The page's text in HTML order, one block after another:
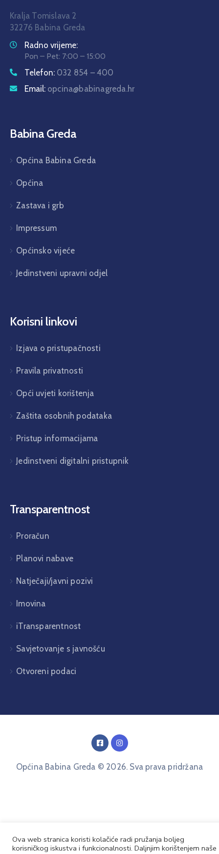
Kralja Tomislava 2
32276 Babina Greda
Radno vrijeme:
Pon – Pet: 7:00 – 15:00
Telefon: 032 854 – 400
Email: opcina@babinagreda.hr
Babina Greda
Općina Babina Greda
Općina
Zastava i grb
Impressum
Općinsko vijeće
Jedinstveni upravni odjel
Korisni linkovi
Izjava o pristupačnosti
Pravila privatnosti
Opći uvjeti korištenja
Zaštita osobnih podataka
Pristup informacijama
Jedinstveni digitalni pristupnik
Transparentnost
Proračun
Planovi nabave
Natječaji/javni pozivi
Imovina
iTransparentnost
Savjetovanje s javnošću
Otvoreni podaci
Općina Babina Greda © 2026. Sva prava pridržana
Ova web stranica koristi kolačiće radi pružanja boljeg
korisničkog iskustva i funkcionalnosti. Daljnjim korištenjem naše